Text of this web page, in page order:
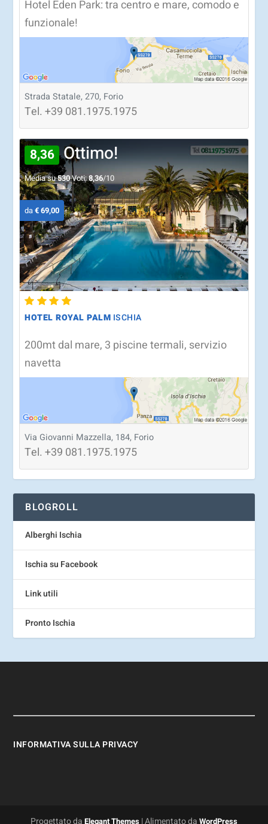
Hotel Eden Park: tra centro e mare, comodo e
funzionale!
Strada Statale, 270, Forio
Tel.+39 081.1975.1975
8,36 Ottimo!
Media su530Voti:8,36/10
da€ 69,00
HOTEL ROYAL PALM ISCHIA
200mt dal mare, 3 piscine termali, servizio
navetta
Via Giovanni Mazzella, 184, Forio
Tel.+39 081.1975.1975
BLOGROLL
Alberghi Ischia
Ischia su Facebook
Link utili
Pronto Ischia
INFORMATIVA SULLA PRIVACY
Progettato da Elegant Themes | Alimentato da WordPress